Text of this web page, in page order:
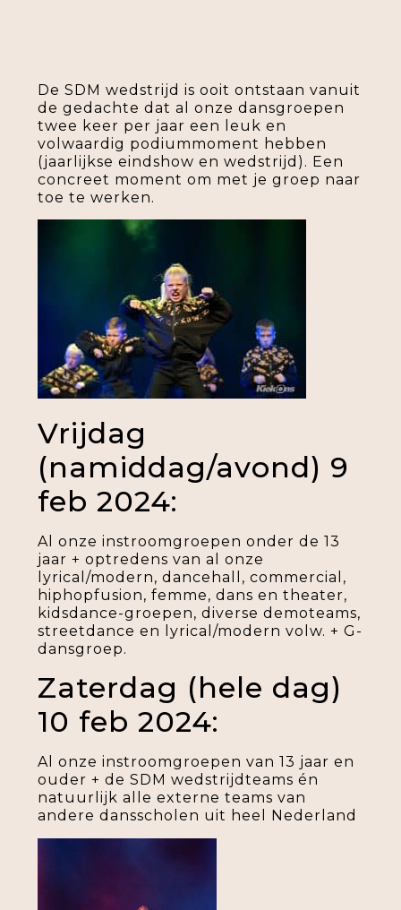
De SDM wedstrijd is ooit ontstaan vanuit
de gedachte dat al onze dansgroepen
twee keer per jaar een leuk en
volwaardig podiummoment hebben
(jaarlijkse eindshow en wedstrijd). Een
concreet moment om met je groep naar
toe te werken.
Vrijdag
(namiddag/avond) 9
feb 2024:
Al onze instroomgroepen onder de 13
jaar + optredens van al onze
lyrical/modern, dancehall, commercial,
hiphopfusion, femme, dans en theater,
kidsdance-groepen, diverse demoteams,
streetdance en lyrical/modern volw. + G-
dansgroep.
Zaterdag (hele dag)
10 feb 2024:
Al onze instroomgroepen van 13 jaar en
ouder + de SDM wedstrijdteams én
natuurlijk alle externe teams van
andere dansscholen uit heel Nederland